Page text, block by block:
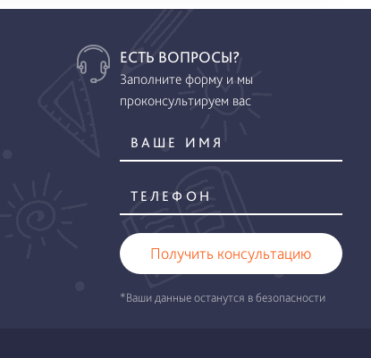
ЕСТЬ ВОПРОСЫ?
Заполните форму и мы
проконсультируем вас
Получить консультацию
*Ваши данные останутся в безопасности